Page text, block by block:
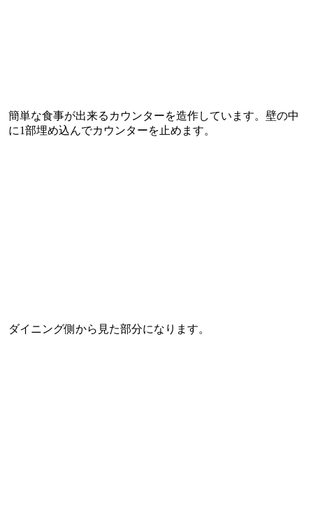
簡単な食事が出来るカウンターを造作しています。壁の中
に1部埋め込んでカウンターを止めます。
ダイニング側から見た部分になります。